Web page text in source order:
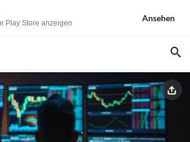
Play Store anzeigen
Ansehen